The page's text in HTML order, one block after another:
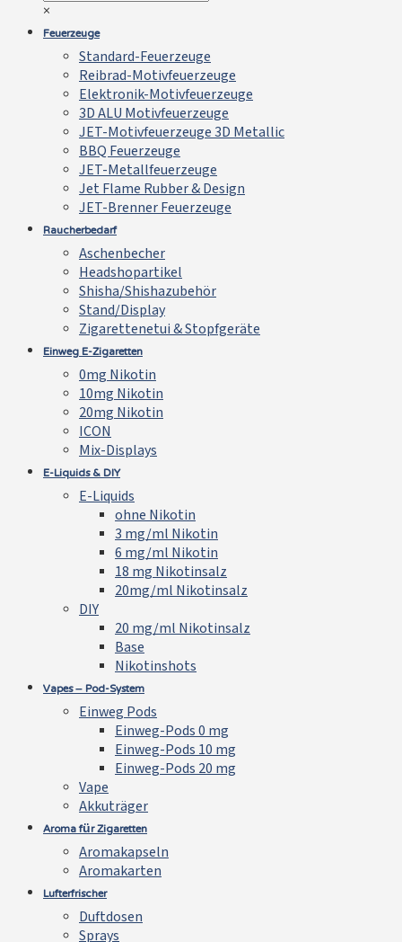
×
Feuerzeuge
Standard-Feuerzeuge
Reibrad-Motivfeuerzeuge
Elektronik-Motivfeuerzeuge
3D ALU Motivfeuerzeuge
JET-Motivfeuerzeuge 3D Metallic
BBQ Feuerzeuge
JET-Metallfeuerzeuge
Jet Flame Rubber & Design
JET-Brenner Feuerzeuge
Raucherbedarf
Aschenbecher
Headshopartikel
Shisha/Shishazubehör
Stand/Display
Zigarettenetui & Stopfgeräte
Einweg E-Zigaretten
0mg Nikotin
10mg Nikotin
20mg Nikotin
ICON
Mix-Displays
E-Liquids & DIY
E-Liquids
ohne Nikotin
3 mg/ml Nikotin
6 mg/ml Nikotin
18 mg Nikotinsalz
20mg/ml Nikotinsalz
DIY
20 mg/ml Nikotinsalz
Base
Nikotinshots
Vapes – Pod-System
Einweg Pods
Einweg-Pods 0 mg
Einweg-Pods 10 mg
Einweg-Pods 20 mg
Vape
Akkuträger
Aroma für Zigaretten
Aromakapseln
Aromakarten
Lufterfrischer
Duftdosen
Sprays